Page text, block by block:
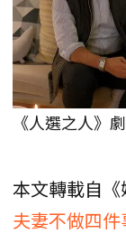
《人選之人》
本文轉載自《
夫妻不做四